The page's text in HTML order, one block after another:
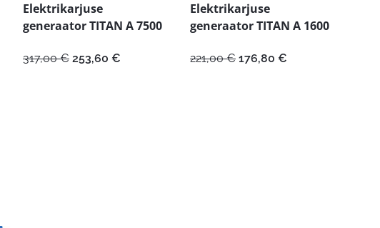
Elektrikarjuse
generaator TITAN A 7500
317,00€ Algne
253,60 €
Elektrikarjuse
generaator TITAN A 1600
221,00€ Algne
176,80 €